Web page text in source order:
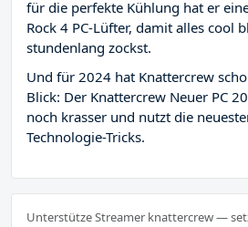
für die perfekte Kühlung hat er
Rock 4 PC-Lüfter, damit alles cool
stundenlang zockst.
Und für 2024 hat Knattercrew
Blick: Der Knattercrew Neuer PC
noch krasser und nutzt die
Technologie-Tricks.
Unterstütze Streamer knattercrew —